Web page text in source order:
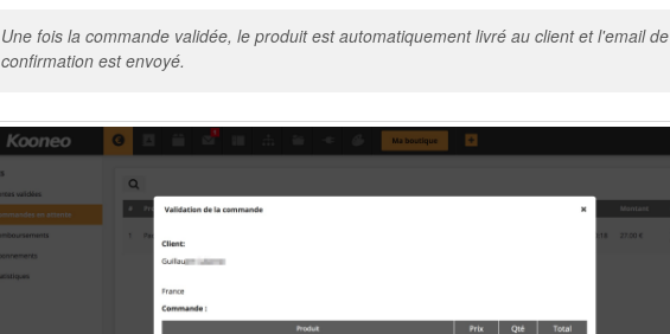
Une fois la commande validée, le produit est automatiquement livré au client et l'email de
confirmation est envoyé.